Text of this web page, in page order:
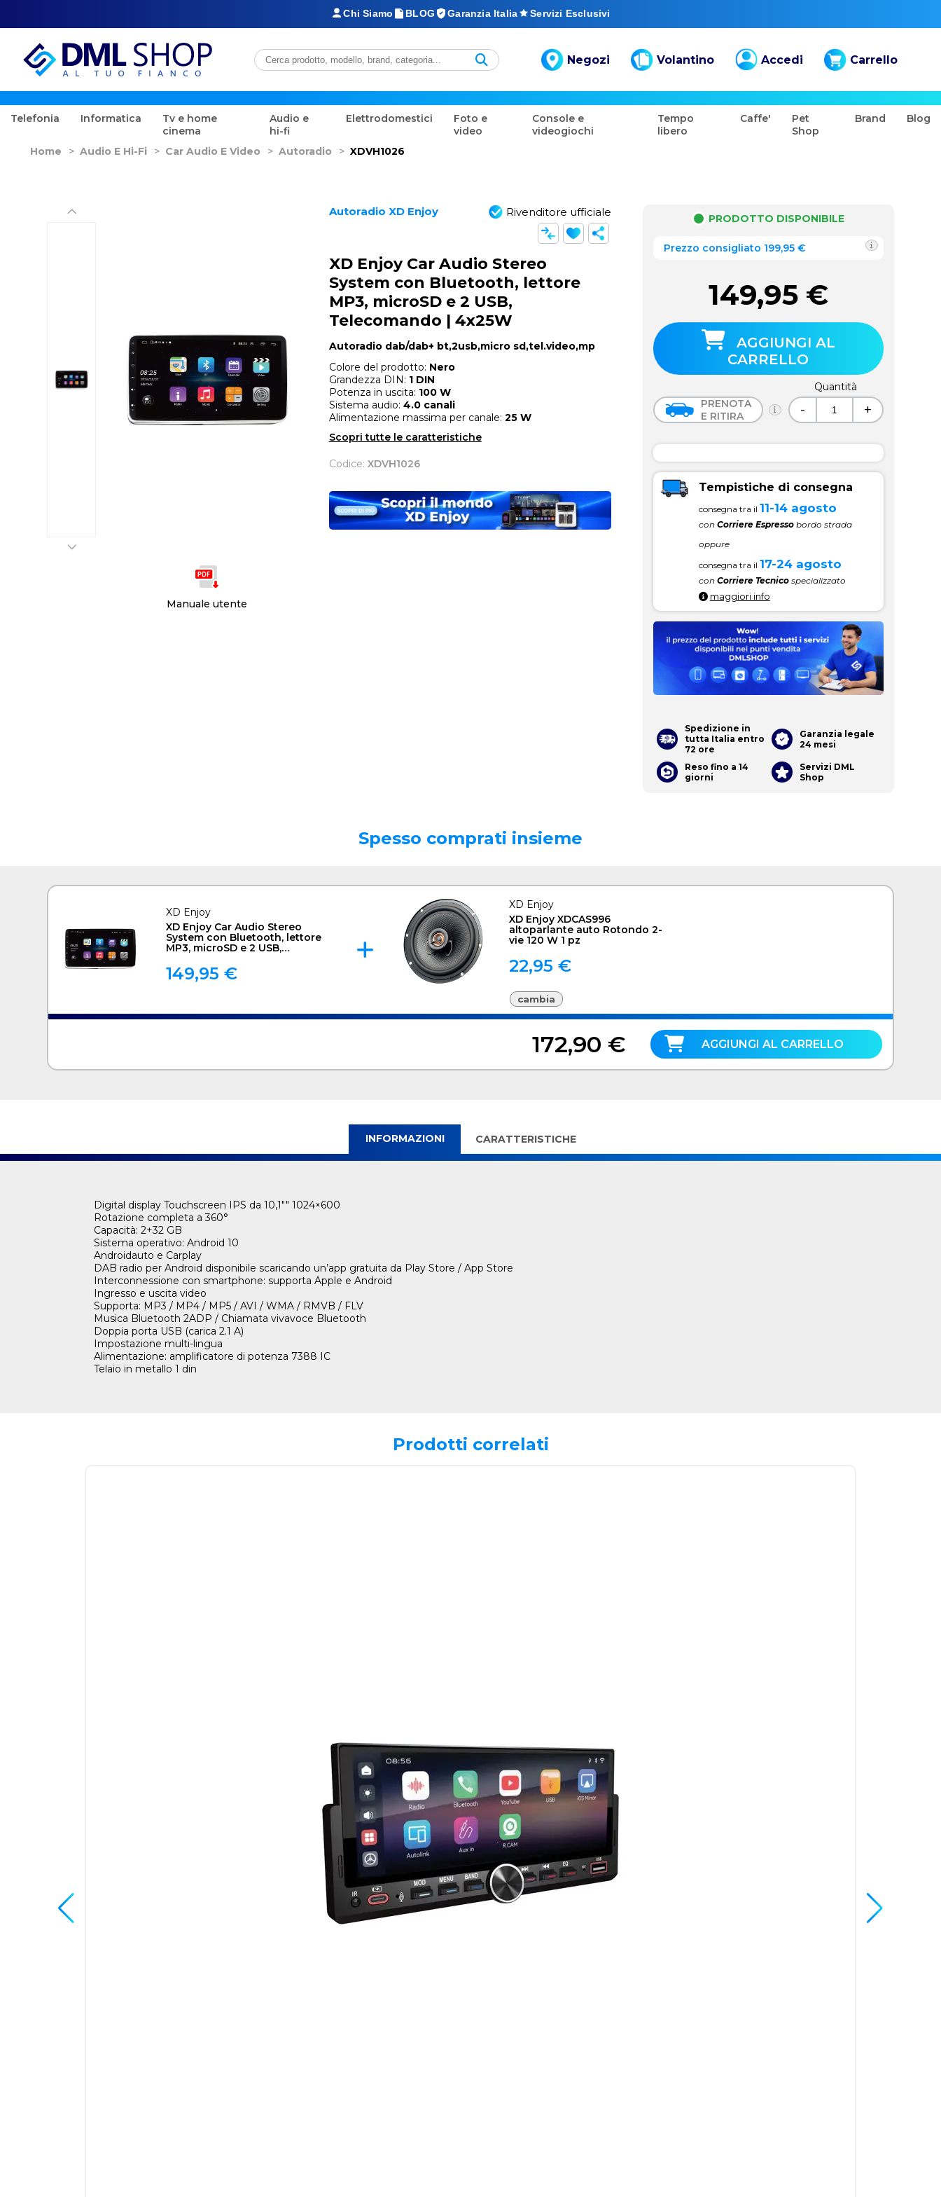
Chi Siamo BLOG Garanzia Italia Servizi Esclusivi
Negozi Volantino Accedi Carrello
Telefonia Informatica
Tv e home
cinema
Audio e
hi-fi
Elettrodomestici
Foto e
video
Console e
videogiochi
Tempo
libero
Caffe'
Pet
Shop
Brand Blog
Home > Audio E Hi-Fi > Car Audio E Video > Autoradio > XDVH1026
Manuale utente
Autoradio XD Enjoy Rivenditore ufficiale
XD Enjoy Car Audio Stereo
System con Bluetooth, lettore
MP3, microSD e 2 USB,
Telecomando | 4x25W
Autoradio dab/dab+ bt,2usb,micro sd,tel.video,mp
Colore del prodotto: Nero
Grandezza DIN: 1 DIN
Potenza in uscita: 100 W
Sistema audio: 4.0 canali
Alimentazione massima per canale: 25 W
Scopri tutte le caratteristiche
Codice: XDVH1026
PRODOTTO DISPONIBILE
Prezzo consigliato 199,95 €
149,95 €
AGGIUNGI AL
CARRELLO
PRENOTA
E RITIRA
Quantità
- +
Tempistiche di consegna
consegna tra il 11-14 agosto
con Corriere Espressobordo strada
oppure
consegna tra il 17-24 agosto
con Corriere Tecnicospecializzato
maggiori info
Spedizione in
tutta Italia entro
72 ore
Garanzia legale
24 mesi
Reso fino a 14
giorni
Servizi DML
Shop
Spesso comprati insieme
XD Enjoy
XD Enjoy Car Audio Stereo
System con Bluetooth, lettore
MP3, microSD e 2 USB,
149,95 €
XD Enjoy
XD Enjoy XDCAS996
altoparlante auto Rotondo 2-
vie 120 W 1 pz
22,95 €
cambia
172,90 € AGGIUNGI AL CARRELLO
INFORMAZIONI CARATTERISTICHE
Digital display Touchscreen IPS da 10,1"" 1024×600
Rotazione completa a 360°
Capacità: 2+32 GB
Sistema operativo: Android 10
Androidauto e Carplay
DAB radio per Android disponibile scaricando un’app gratuita da Play Store / App Store
Interconnessione con smartphone: supporta Apple e Android
Ingresso e uscita video
Supporta: MP3 / MP4 / MP5 / AVI / WMA / RMVB / FLV
Musica Bluetooth 2ADP / Chiamata vivavoce Bluetooth
Doppia porta USB (carica 2.1 A)
Impostazione multi-lingua
Alimentazione: amplificatore di potenza 7388 IC
Telaio in metallo 1 din
Prodotti correlati